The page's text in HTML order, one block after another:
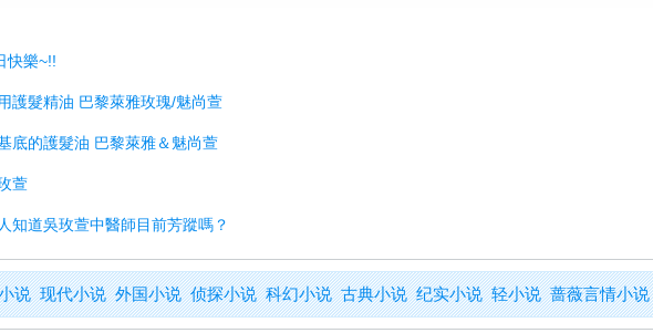
快樂~!!
護髮精油 巴黎萊雅玫瑰/魅尚萱
底的護髮油 巴黎萊雅＆魅尚萱
萱
知道吳玫萱中醫師目前芳蹤嗎？
说 现代小说 外国小说 侦探小说 科幻小说 古典小说 纪实小说 轻小说 蔷薇言情小说